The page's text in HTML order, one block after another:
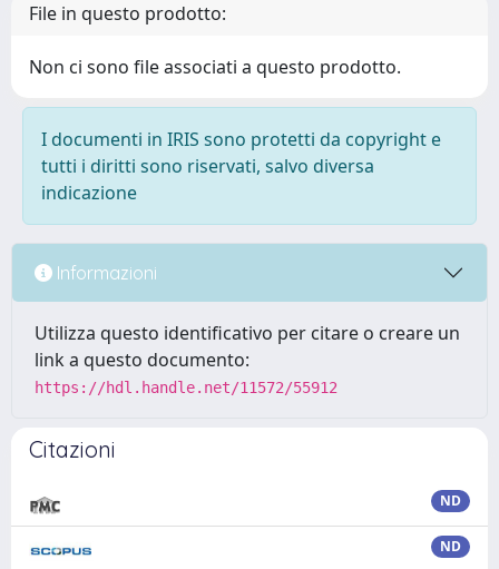
File in questo prodotto:
Non ci sono file associati a questo prodotto.
I documenti in IRIS sono protetti da copyright e
tutti i diritti sono riservati, salvo diversa
indicazione
Informazioni
Utilizza questo identificativo per citare o creare un
link a questo documento:
https://hdl.handle.net/11572/55912
Citazioni
ND
ND